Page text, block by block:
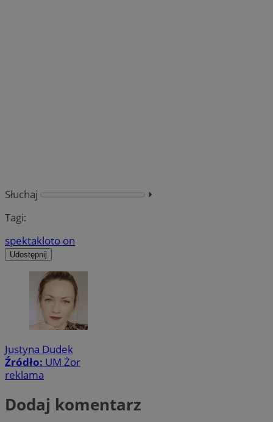
Słuchaj
⏵︎
Tagi:
spektakloto on
Udostępnij
Justyna Dudek
Źródło: UM Żor
reklama
Dodaj komentarz